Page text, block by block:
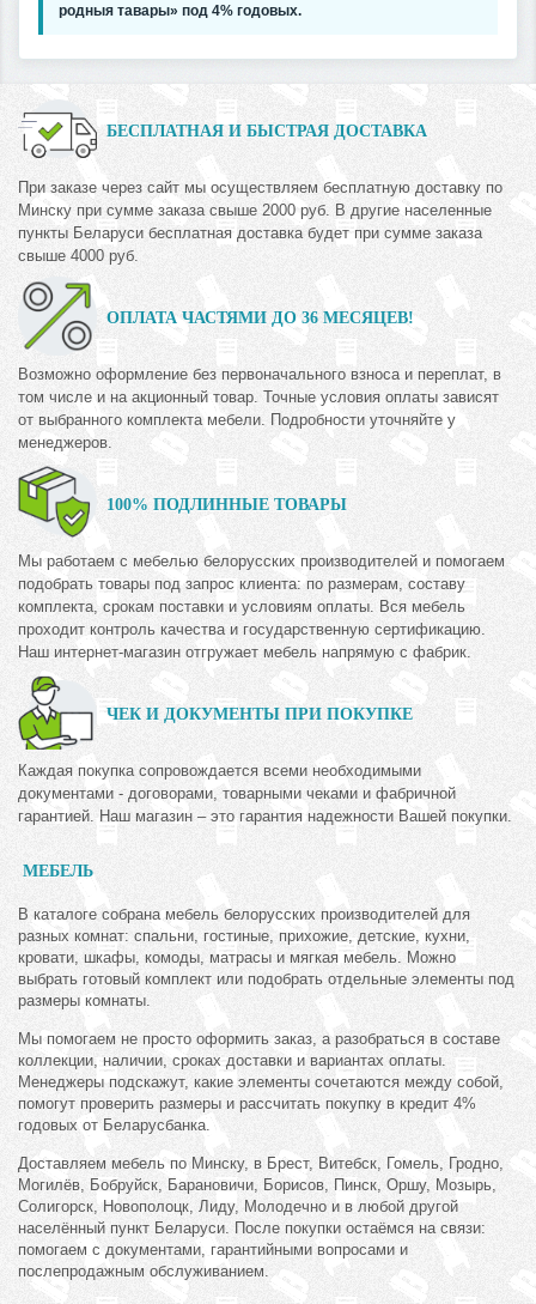
родныя тавары» под 4% годовых.
БЕСПЛАТНАЯ И БЫСТРАЯ ДОСТАВКА
При заказе через сайт мы осуществляем бесплатную доставку по
Минску при сумме заказа свыше 2000 руб. В другие населенные
пункты Беларуси бесплатная доставка будет при сумме заказа
свыше 4000 руб.
ОПЛАТА ЧАСТЯМИ ДО 36 МЕСЯЦЕВ!
Возможно оформление без первоначального взноса и переплат, в
том числе и на акционный товар. Точные условия оплаты зависят
от выбранного комплекта мебели. Подробности уточняйте у
менеджеров.
100% ПОДЛИННЫЕ ТОВАРЫ
Мы работаем с мебелью белорусских производителей и помогаем
подобрать товары под запрос клиента: по размерам, составу
комплекта, срокам поставки и условиям оплаты. Вся мебель
проходит контроль качества и государственную сертификацию.
Наш интернет-магазин отгружает мебель напрямую с фабрик.
ЧЕК И ДОКУМЕНТЫ ПРИ ПОКУПКЕ
Каждая покупка сопровождается всеми необходимыми
документами - договорами, товарными чеками и фабричной
гарантией. Наш магазин – это гарантия надежности Вашей покупки.
МЕБЕЛЬ
В каталоге собрана мебель белорусских производителей для
разных комнат: спальни, гостиные, прихожие, детские, кухни,
кровати, шкафы, комоды, матрасы и мягкая мебель. Можно
выбрать готовый комплект или подобрать отдельные элементы под
размеры комнаты.
Мы помогаем не просто оформить заказ, а разобраться в составе
коллекции, наличии, сроках доставки и вариантах оплаты.
Менеджеры подскажут, какие элементы сочетаются между собой,
помогут проверить размеры и рассчитать покупку в кредит 4%
годовых от Беларусбанка.
Доставляем мебель по Минску, в Брест, Витебск, Гомель, Гродно,
Могилёв, Бобруйск, Барановичи, Борисов, Пинск, Оршу, Мозырь,
Солигорск, Новополоцк, Лиду, Молодечно и в любой другой
населённый пункт Беларуси. После покупки остаёмся на связи:
помогаем с документами, гарантийными вопросами и
послепродажным обслуживанием.